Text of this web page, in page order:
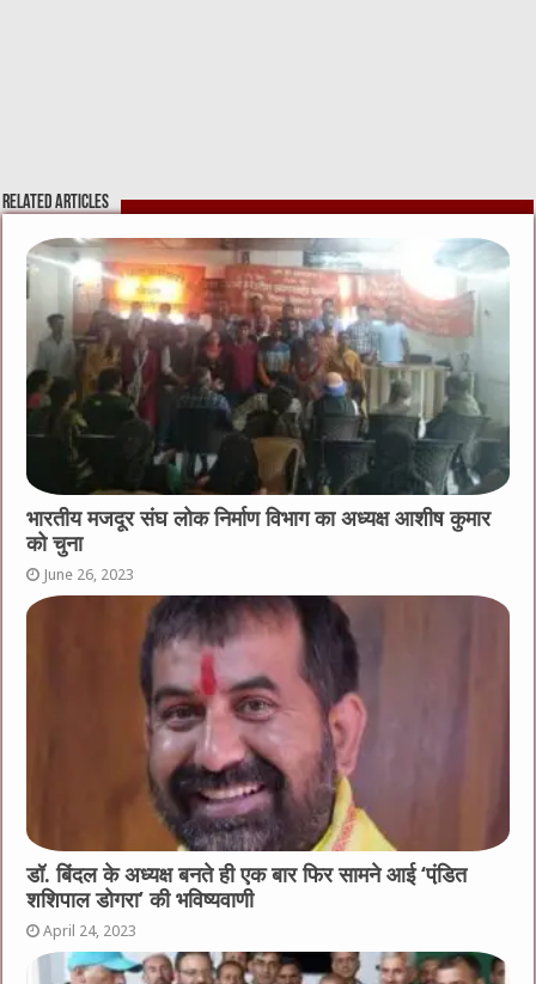
Related Articles
भारतीय मजदूर संघ लोक निर्माण विभाग का अध्यक्ष आशीष कुमार
को चुना
June 26, 2023
डॉ. बिंदल के अध्यक्ष बनते ही एक बार फिर सामने आई ‘पंडि़त
शशिपाल डोगरा’ की भविष्यवाणी
April 24, 2023